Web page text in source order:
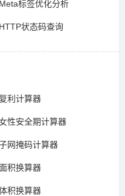
Meta标签优化分析
HTTP状态码查询
利计算器
性安全期计算器
网掩码计算器
积换算器
积换算器